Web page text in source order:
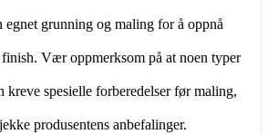
egnet grunning og maling for å oppnå
Vær oppmerksom på at noen typer
kreve spesielle forberedelser før maling,
produsentens anbefalinger.